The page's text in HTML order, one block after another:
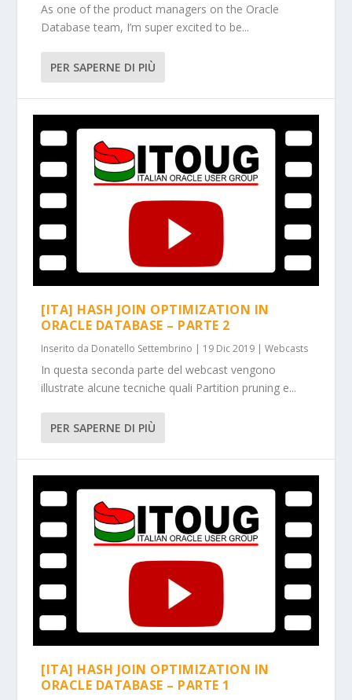
As one of the product managers on the Oracle
Database team, I’m super excited to be...
PER SAPERNE DI PIÙ
[ITA] HASH JOIN OPTIMIZATION IN
ORACLE DATABASE – PARTE 2
Inserito da Donatello Settembrino | 19 Dic 2019 |Webcasts
In questa seconda parte del webcast vengono
illustrate alcune tecniche quali Partition pruning e...
PER SAPERNE DI PIÙ
[ITA] HASH JOIN OPTIMIZATION IN
ORACLE DATABASE – PARTE 1